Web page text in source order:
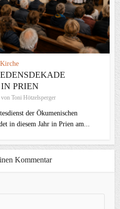
Kirche
IN PRIEN
von Toni Hötzelsperger
der Ökumenischen
in diesem Jahr in Prien am...
Kommentar